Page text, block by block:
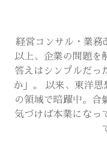
経営コンサル・業務
以上、企業の問題を
答えはシンプルだっ
か」。 以来、東洋
の領域で暗躍中。合
気づけば本業になっ